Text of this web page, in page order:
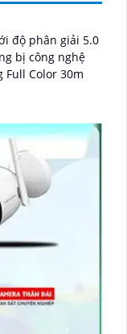
độ phân giải 5.0
Full Color 30m